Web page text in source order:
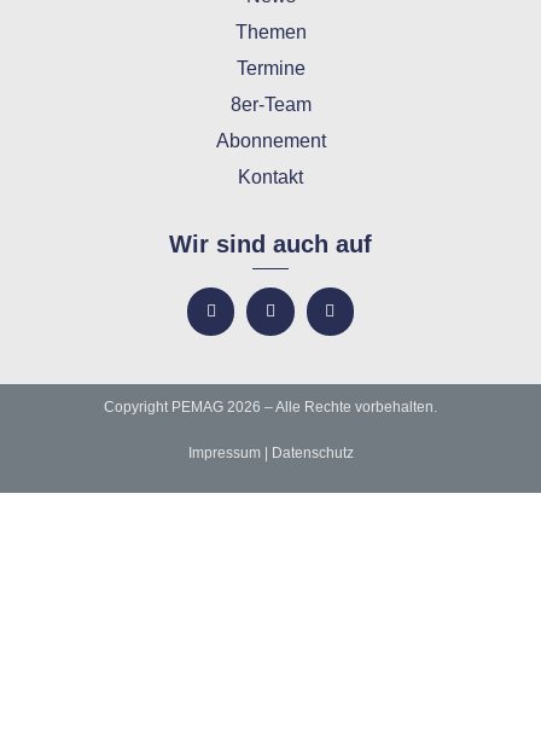
Themen
Termine
8er-Team
Abonnement
Kontakt
Wir sind auch auf
Copyright PEMAG 2026 – Alle Rechte vorbehalten.
Impressum| Datenschutz